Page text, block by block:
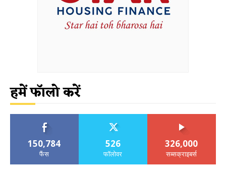
हमें फॉलो करें
150,784
फैंस
526
फॉलोवर
326,000
सब्सक्राइबर्स